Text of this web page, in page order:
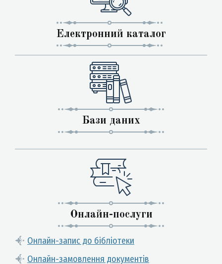
Електронний каталог
Бази даних
Онлайн-послуги
Онлайн-запис до бібліотеки
Онлайн-замовлення документів